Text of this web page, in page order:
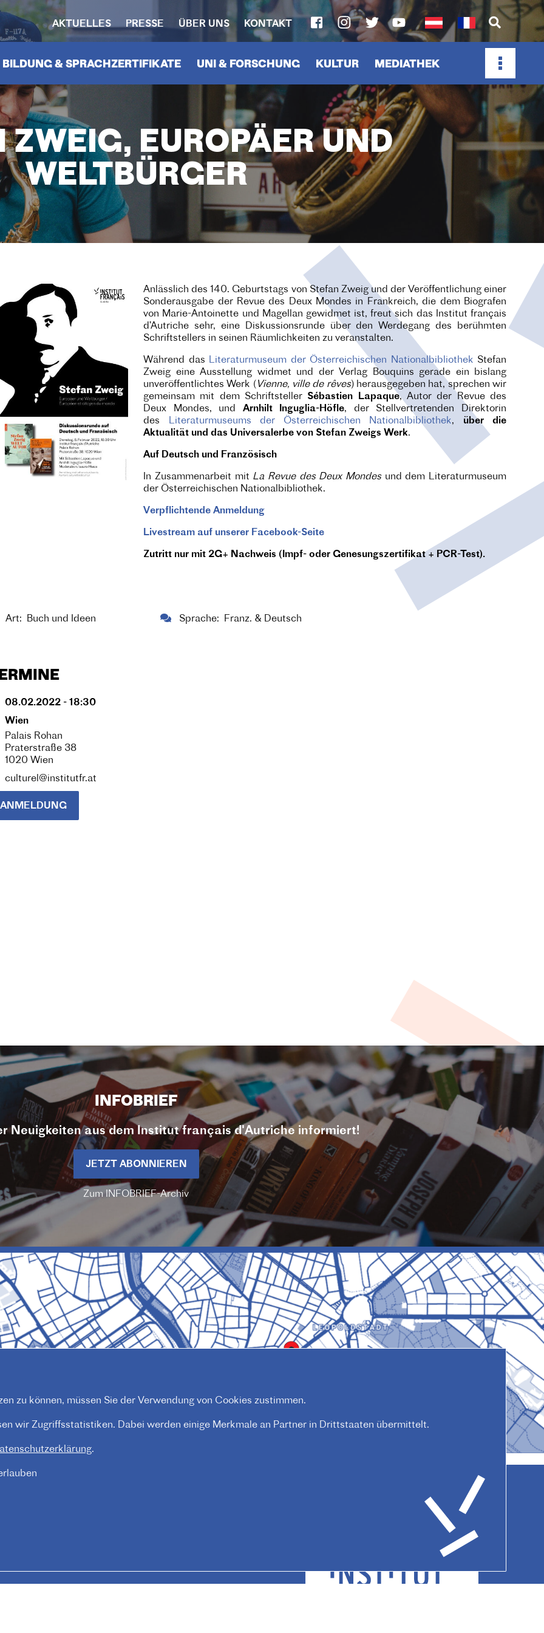
SOCIAL
LINKS
HEADERNAVIGATION
AKTUELLES PRESSE ÜBER UNS KONTAKT
BILDUNG & SPRACHZERTIFIKATE UNI & FORSCHUNG KULTUR MEDIATHEK
ZWEIG, EUROPÄER UND
WELTBÜRGER
Anlässlich des 140. Geburtstags von Stefan Zweig und der Veröffentlichung einer
Sonderausgabe der Revue des Deux Mondes in Frankreich, die dem Biografen
von Marie-Antoinette und Magellan gewidmet ist, freut sich das Institut français
d’Autriche sehr, eine Diskussionsrunde über den Werdegang des berühmten
Schriftstellers in seinen Räumlichkeiten zu veranstalten.
Während das Literaturmuseum der Österreichischen Nationalbibliothek Stefan
Zweig eine Ausstellung widmet und der Verlag Bouquins gerade ein bislang
unveröffentlichtes Werk ( Vienne, ville de rêves) herausgegeben hat, sprechen wir
gemeinsam mit dem Schriftsteller Sébastien Lapaque, Autor der Revue des
Deux Mondes, und Arnhilt Inguglia-Höfle, der Stellvertretenden Direktorin
des
Literaturmuseums der Österreichischen Nationalbibliothek, über die
Aktualität und das Universalerbe von Stefan Zweigs Werk.
Auf Deutsch und Französisch
In Zusammenarbeit mit La Revue des Deux Mondes und dem Literaturmuseum
der Österreichischen Nationalbibliothek.
Verpflichtende Anmeldung
Livestream auf unserer Facebook-Seite
Zutritt nur mit 2G+ Nachweis (Impf- oder Genesungszertifikat + PCR-Test).
Art Buch und Ideen Sprache Franz. & Deutsch
08.02.2022 - 18:30
Wien
Palais Rohan
Praterstraße 38
1020 Wien
culturel@institutfr.at
ANMELDUNG
INFOBRIEF
Neuigkeiten aus dem Institut français d'Autriche informiert!
JETZT ABONNIEREN
Zum INFOBRIEF-Archiv
AGB
zu können, müssen Sie der Verwendung von Cookies zustimmen.
wir Zugriffsstatistiken. Dabei werden einige Merkmale an Partner in Drittstaaten übermittelt.
.